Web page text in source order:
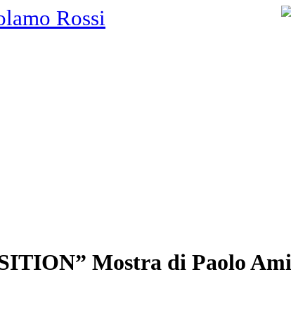
Rossi
Mostra di Paolo